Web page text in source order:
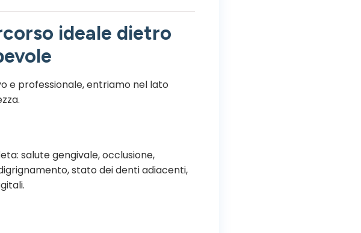
ideale dietro
e professionale, entriamo nel lato
salute gengivale, occlusione,
stato dei denti adiacenti,